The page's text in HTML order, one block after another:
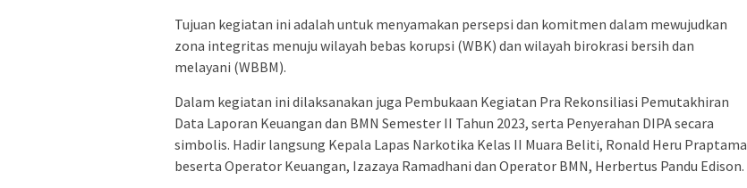
Tujuan kegiatan ini adalah untuk menyamakan persepsi dan komitmen dalam mewujudkan
zona integritas menuju wilayah bebas korupsi (WBK) dan wilayah birokrasi bersih dan
melayani (WBBM).
Dalam kegiatan ini dilaksanakan juga Pembukaan Kegiatan Pra Rekonsiliasi Pemutakhiran
Data Laporan Keuangan dan BMN Semester II Tahun 2023, serta Penyerahan DIPA secara
simbolis. Hadir langsung Kepala Lapas Narkotika Kelas II Muara Beliti, Ronald Heru Praptama
beserta Operator Keuangan, Izazaya Ramadhani dan Operator BMN, Herbertus Pandu Edison.